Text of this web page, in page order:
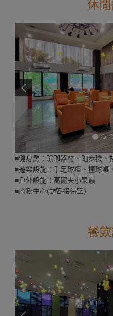
休
■健身房：瑜珈器材、跑步機、
■遊樂設施：手足球檯、撞球桌
■戶外設施：高爾夫小果嶺
■商務中心(訪客接待室)
餐